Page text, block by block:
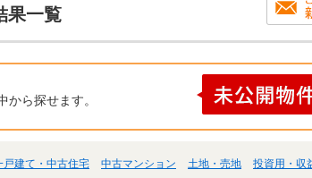
果一覧
から探せます。
戸建て・中古住宅 中古マンション 土地・売地 投資用・収